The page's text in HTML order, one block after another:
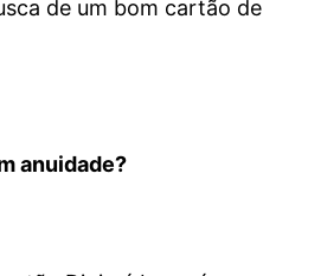
de um bom cartão de
anuidade?